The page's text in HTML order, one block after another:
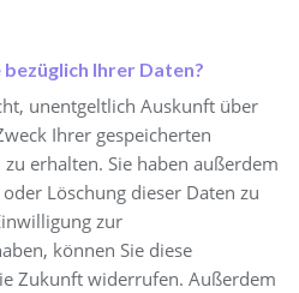
Ihrer Daten?
unentgeltlich Auskunft über
Ihrer gespeicherten
erhalten. Sie haben außerdem
Löschung dieser Daten zu
zur
können Sie diese
Zukunft widerrufen. Außerdem